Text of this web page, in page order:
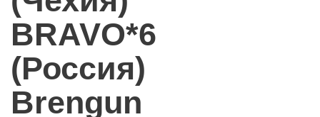
BRAVO*6
(Россия)
Brengun